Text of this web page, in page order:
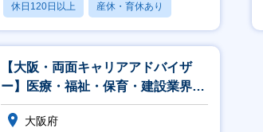
休日120日以上 産休・育休あり
賞与あり
【大阪・両面キャリアアドバイザ
ー】医療・福祉・保育・建設業界特
化／賞与年3回／20代で年収1000万
大阪府